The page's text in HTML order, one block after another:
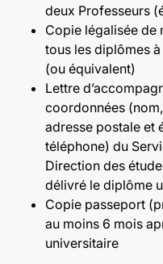
deux Professeurs
Copie légalisée de
tous les diplômes
(ou équivalent)
Lettre
coordonnées
adresse postale et
téléphone) du
Direction des
délivré le diplôme
Copie passeport
au moins 6 mois
universitaire